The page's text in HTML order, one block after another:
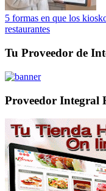
5 formas en que los
restaurantes
Tu Proveedor de
Proveedor Integral